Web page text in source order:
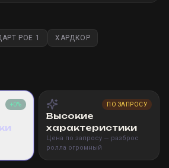
POE 1 ХАРДКОР
+0% ПО ЗАПРОСУ
Высокие
характеристики
Цена по запросу — разброс
ролла огромный